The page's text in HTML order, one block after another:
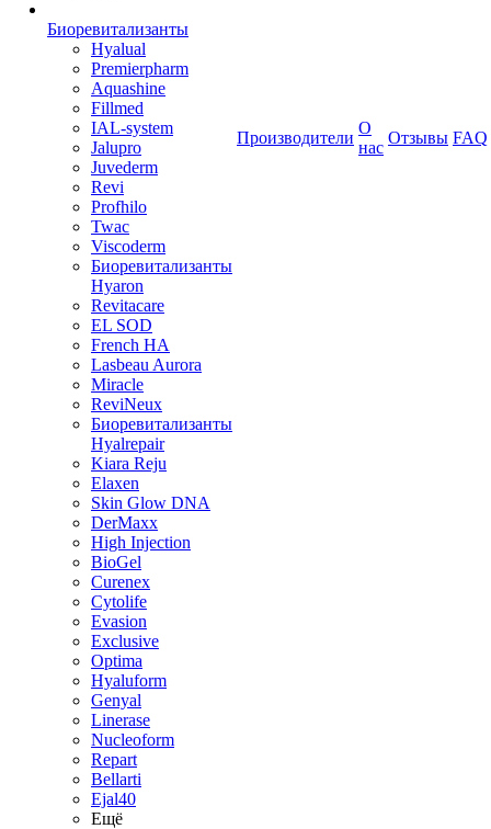
Биоревитализанты
Hyalual
Premierpharm
Aquashine
Fillmed
IAL-system
Jalupro
Juvederm
Revi
Profhilo
Twac
Viscoderm
Биоревитализанты
Hyaron
Revitacare
EL SOD
French HA
Lasbeau Aurora
Miracle
ReviNeux
Биоревитализанты
Hyalrepair
Kiara Reju
Elaxen
Skin Glow DNA
DerMaxx
High Injection
BioGel
Curenex
Cytolife
Evasion
Exclusive
Optima
Hyaluform
Genyal
Linerase
Nucleoform
Repart
Bellarti
Ejal40
Ещё
Производители
О
нас
Отзывы FAQ